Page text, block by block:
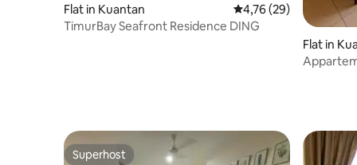
Flat in Kuantan Gemiddelde
4,76 (29)
TimurBay Seafront Residence DING
Flat in
Superhost
Superhost